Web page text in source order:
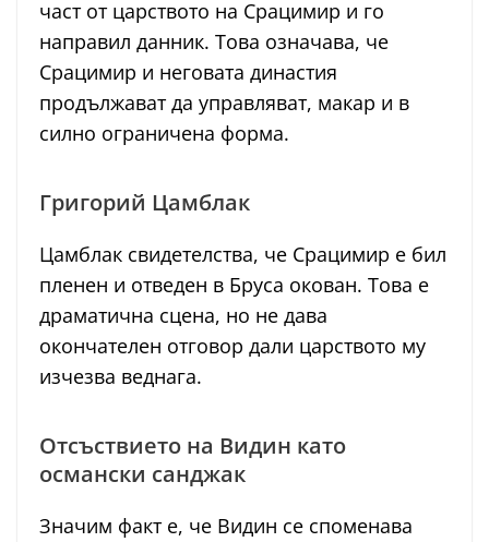
част от царството на Срацимир и го
направил данник. Това означава, че
Срацимир и неговата династия
продължават да управляват, макар и в
силно ограничена форма.
Григорий Цамблак
Цамблак свидетелства, че Срацимир е бил
пленен и отведен в Бруса окован. Това е
драматична сцена, но не дава
окончателен отговор дали царството му
изчезва веднага.
Отсъствието на Видин като
османски санджак
Значим факт е, че Видин се споменава